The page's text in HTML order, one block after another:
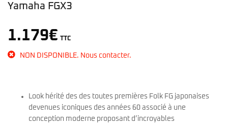
Yamaha FGX3
1.179€ TTC
NON DISPONIBLE. Nous contacter.
Look hérité des des toutes premières Folk FG japonaises
devenues iconiques des années 60 associé à une
conception moderne proposant d’incroyables